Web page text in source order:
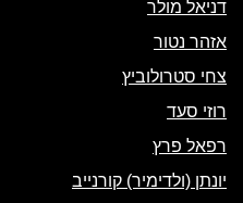
דניאל מולר
אזהר נטור
צחי סטרולוביץ
רוזי סעד
רפאל פרץ
יונתן (ולדימיר) קורנייב